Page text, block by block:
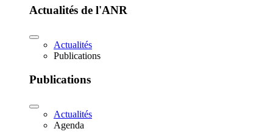
Actualités de l'ANR
Actualités
Publications
Publications
Actualités
Agenda